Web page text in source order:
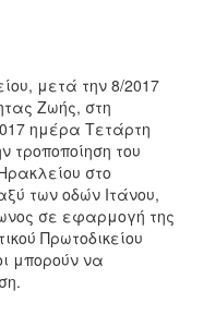
μετά την 8/2017
Ζωής, στη
ημέρα Τετάρτη
τροποποίηση του
στο
των οδών Ιτάνου,
σε εφαρμογή της
Πρωτοδικείου
μπορούν να